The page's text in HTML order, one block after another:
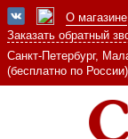
О магазине
Заказать обратный
Санкт-Петербург,
(бесплатно по России)